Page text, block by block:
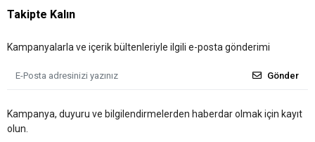
Takipte Kalın
Kampanyalarla ve içerik bültenleriyle ilgili e-posta gönderimi
Gönder
Kampanya, duyuru ve bilgilendirmelerden haberdar olmak için kayıt
olun.